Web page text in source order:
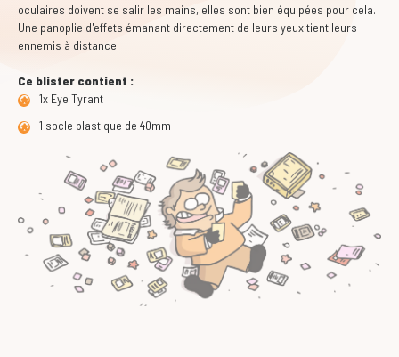
oculaires doivent se salir les mains, elles sont bien équipées pour cela.
Une panoplie d'effets émanant directement de leurs yeux tient leurs
ennemis à distance.
Ce blister contient :
1x Eye Tyrant
1 socle plastique de 40mm